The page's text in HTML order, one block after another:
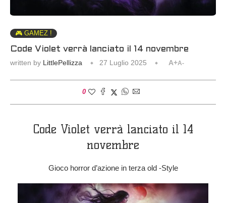
🎮 GAMEZ !
Code Violet verrà lanciato il 14 novembre
written by LittlePellizza 27 Luglio 2025 A+A-
0
Code Violet verrà lanciato il 14
novembre
Gioco horror d’azione in terza old -Style